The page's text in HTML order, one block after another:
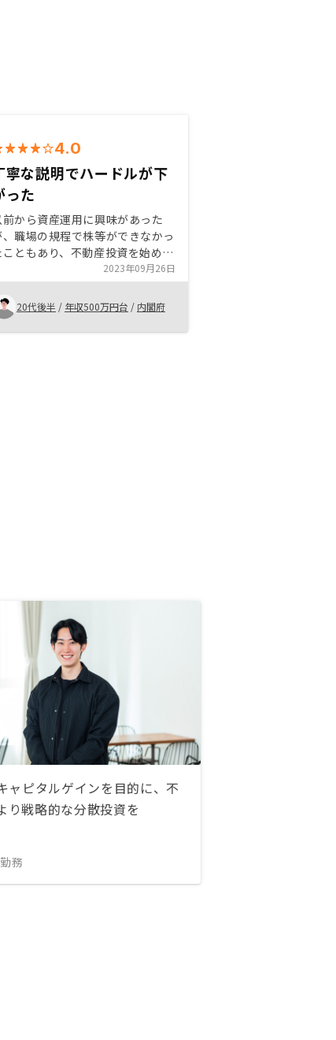
4.0
寧な説明でハードルが下
った
前から資産運用に興味があった
、職場の規程で株等ができなかっ
こともあり、不動産投資を始めま
した。 友人の紹介でRENOSYの担
の方のお話を聞くことができ、親
切な説明でとてもわかりやすかった
ともあり、RENOSYを選びまし
。
2023年09月26日
20代後半 / 年収500万円台 / 内閣府
ャピタルゲインを目的に、不
り戦略的な分散投資を
務